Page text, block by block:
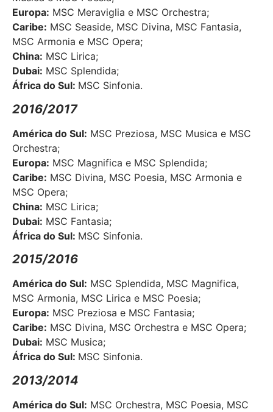
Europa: MSC Meraviglia e MSC Orchestra;
Caribe: MSC Seaside, MSC Divina, MSC Fantasia,
MSC Armonia e MSC Opera;
China: MSC Lirica;
Dubai: MSC Splendida;
África do Sul: MSC Sinfonia.
2016/2017
América do Sul: MSC Preziosa, MSC Musica e MSC
Orchestra;
Europa: MSC Magnifica e MSC Splendida;
Caribe: MSC Divina, MSC Poesia, MSC Armonia e
MSC Opera;
China: MSC Lirica;
Dubai: MSC Fantasia;
África do Sul: MSC Sinfonia.
2015/2016
América do Sul: MSC Splendida, MSC Magnifica,
MSC Armonia, MSC Lirica e MSC Poesia;
Europa: MSC Preziosa e MSC Fantasia;
Caribe: MSC Divina, MSC Orchestra e MSC Opera;
Dubai: MSC Musica;
África do Sul: MSC Sinfonia.
2013/2014
América do Sul: MSC Orchestra, MSC Poesia, MSC